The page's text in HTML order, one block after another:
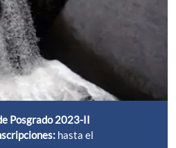
Posgrado 2023-II
hasta el